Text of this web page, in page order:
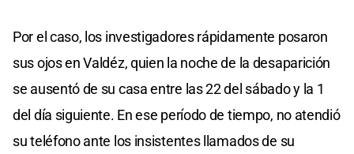
Por el caso, los investigadores rápidamente posaron
sus ojos en Valdéz, quien la noche de la desaparición
se ausentó de su casa entre las 22 del sábado y la 1
del día siguiente. En ese período de tiempo, no atendió
su teléfono ante los insistentes llamados de su